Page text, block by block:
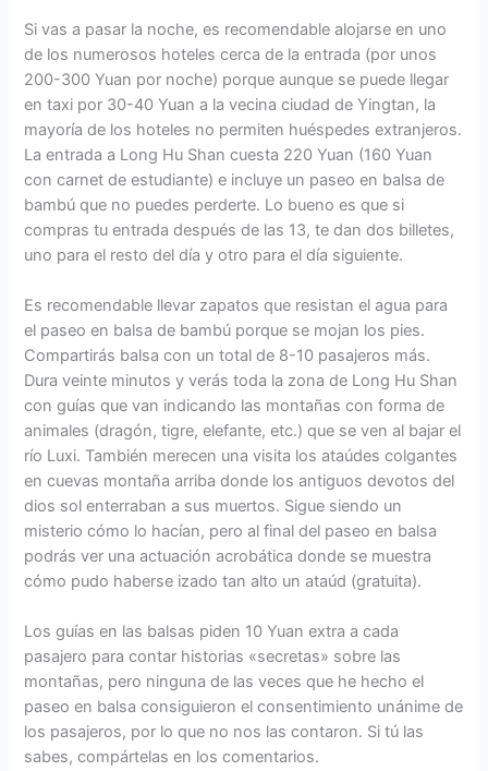
Si vas a pasar la noche, es recomendable alojarse en uno
de los numerosos hoteles cerca de la entrada (por unos
200-300 Yuan por noche) porque aunque se puede llegar
en taxi por 30-40 Yuan a la vecina ciudad de Yingtan, la
mayoría de los hoteles no permiten huéspedes extranjeros.
La entrada a Long Hu Shan cuesta 220 Yuan (160 Yuan
con carnet de estudiante) e incluye un paseo en balsa de
bambú que no puedes perderte. Lo bueno es que si
compras tu entrada después de las 13, te dan dos billetes,
uno para el resto del día y otro para el día siguiente.
Es recomendable llevar zapatos que resistan el agua para
el paseo en balsa de bambú porque se mojan los pies.
Compartirás balsa con un total de 8-10 pasajeros más.
Dura veinte minutos y verás toda la zona de Long Hu Shan
con guías que van indicando las montañas con forma de
animales (dragón, tigre, elefante, etc.) que se ven al bajar el
río Luxi. También merecen una visita los ataúdes colgantes
en cuevas montaña arriba donde los antiguos devotos del
dios sol enterraban a sus muertos. Sigue siendo un
misterio cómo lo hacían, pero al final del paseo en balsa
podrás ver una actuación acrobática donde se muestra
cómo pudo haberse izado tan alto un ataúd (gratuita).
Los guías en las balsas piden 10 Yuan extra a cada
pasajero para contar historias «secretas» sobre las
montañas, pero ninguna de las veces que he hecho el
paseo en balsa consiguieron el consentimiento unánime de
los pasajeros, por lo que no nos las contaron. Si tú las
sabes, compártelas en los comentarios.